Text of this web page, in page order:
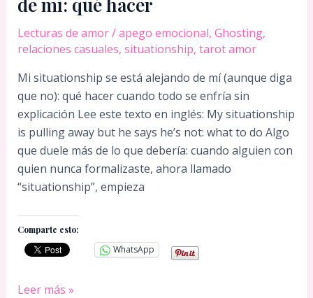
Lecturas de amor/apego emocional, Ghosting,
relaciones casuales, situationship, tarot amor
Mi situationship se está alejando de mí (aunque diga
que no): qué hacer cuando todo se enfría sin
explicación Lee este texto en inglés: My situationship
is pulling away but he says he’s not: what to do Algo
que duele más de lo que debería: cuando alguien con
quien nunca formalizaste, ahora llamado
“situationship”, empieza
Comparte esto:
WhatsApp
Mi
Leer más »